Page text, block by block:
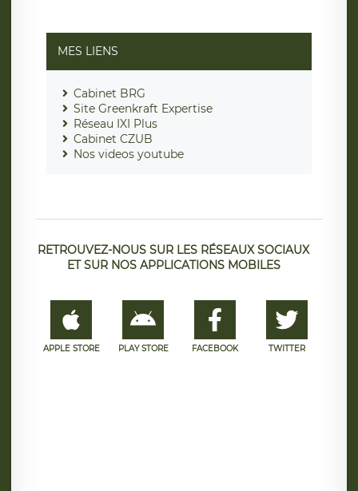
MES LIENS
Cabinet BRG
Site Greenkraft Expertise
Réseau IXI Plus
Cabinet CZUB
Nos videos youtube
RETROUVEZ-NOUS SUR LES RÉSEAUX SOCIAUX
ET SUR NOS APPLICATIONS MOBILES
APPLE STORE PLAY STORE FACEBOOK TWITTER